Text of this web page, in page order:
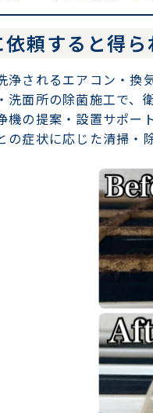
依頼すると得
浄されるエアコン・換
洗面所の除菌施工で、
機の提案・設置サポー
の症状に応じた清掃・